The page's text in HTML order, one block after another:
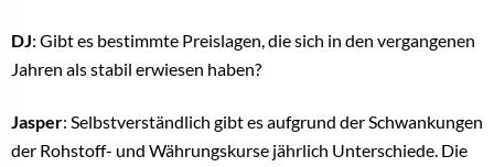
DJ: Gibt es bestimmte Preislagen, die sich in den vergangenen
Jahren als stabil erwiesen haben?
Jasper: Selbstverständlich gibt es aufgrund der Schwankungen
der Rohstoff- und Währungskurse jährlich Unterschiede. Die